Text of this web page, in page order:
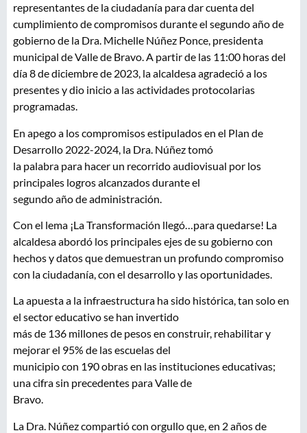
representantes de la ciudadanía para dar cuenta del
cumplimiento de compromisos durante el segundo año de
gobierno de la Dra. Michelle Núñez Ponce, presidenta
municipal de Valle de Bravo. A partir de las 11:00 horas del
día 8 de diciembre de 2023, la alcaldesa agradeció a los
presentes y dio inicio a las actividades protocolarias
programadas.
En apego a los compromisos estipulados en el Plan de
Desarrollo 2022-2024, la Dra. Núñez tomó
la palabra para hacer un recorrido audiovisual por los
principales logros alcanzados durante el
segundo año de administración.
Con el lema ¡La Transformación llegó…para quedarse! La
alcaldesa abordó los principales ejes de su gobierno con
hechos y datos que demuestran un profundo compromiso
con la ciudadanía, con el desarrollo y las oportunidades.
La apuesta a la infraestructura ha sido histórica, tan solo en
el sector educativo se han invertido
más de 136 millones de pesos en construir, rehabilitar y
mejorar el 95% de las escuelas del
municipio con 190 obras en las instituciones educativas;
una cifra sin precedentes para Valle de
Bravo.
La Dra. Núñez compartió con orgullo que, en 2 años de